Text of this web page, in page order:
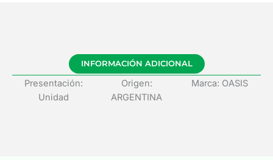
INFORMACIÓN ADICIONAL
Presentación:
Unidad
Origen:
ARGENTINA
Marca: OASIS